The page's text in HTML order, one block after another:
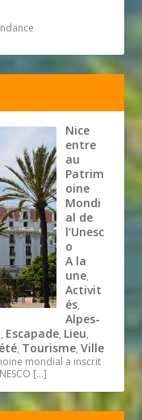
Nice
entre
au
Patrim
oine
Mondi
al de
l’Unesc
o
A la
une,
Activit
és,
Alpes-
, Escapade, Lieu,
, Tourisme,Ville
mondial a inscrit
[…]